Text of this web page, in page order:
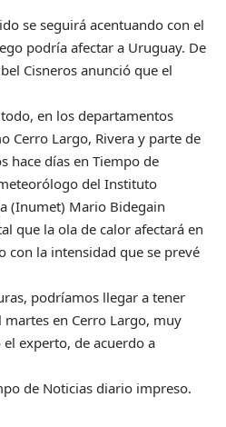
se seguirá acentuando con el
podría afectar a Uruguay. De
Cisneros anunció que el
en los departamentos
Cerro Largo, Rivera y parte de
hace días en Tiempo de
del Instituto
(Inumet) Mario Bidegain
que la ola de calor afectará en
la intensidad que se prevé
podríamos llegar a tener
martes en Cerro Largo, muy
el experto, de acuerdo a
de Noticias diario impreso.